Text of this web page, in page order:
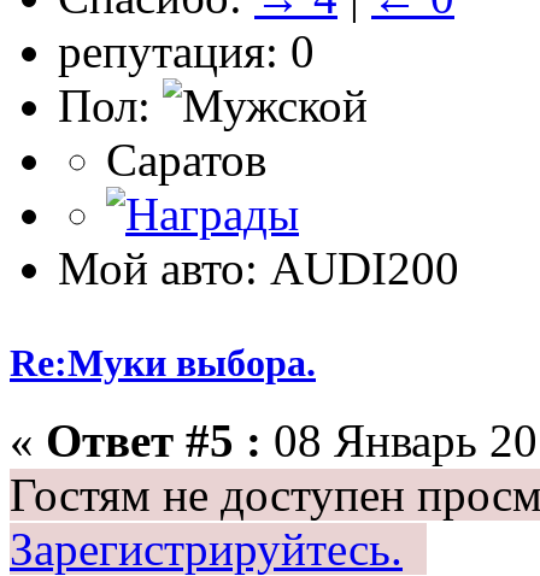
репутация: 0
Пол:
Саратов
Мой авто: AUDI200
Re:Муки выбора.
« Ответ #5 : 08 Январь
Гостям не доступен
Зарегистрируйтесь.